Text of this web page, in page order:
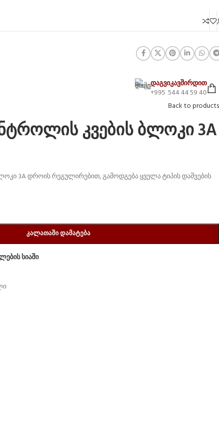
დაგვიკავშირდით
+995 544 44 59 40
Back to products
კვების ბლოკი 3A
3A დროის რეგულირებით, გამოდგება ყველა ტიპის დაშვების
ᲙᲐᲚᲐᲗᲐᲨᲘ ᲓᲐᲛᲐᲢᲔᲑᲐ
სიაში